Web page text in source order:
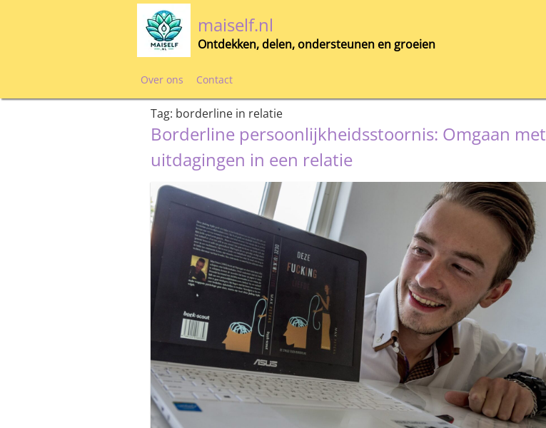
maiself.nl
Ontdekken, delen, ondersteunen en groeien
Over ons Contact
Tag: borderline in relatie
Borderline persoonlijkheidsstoornis: Omgaan met
uitdagingen in een relatie